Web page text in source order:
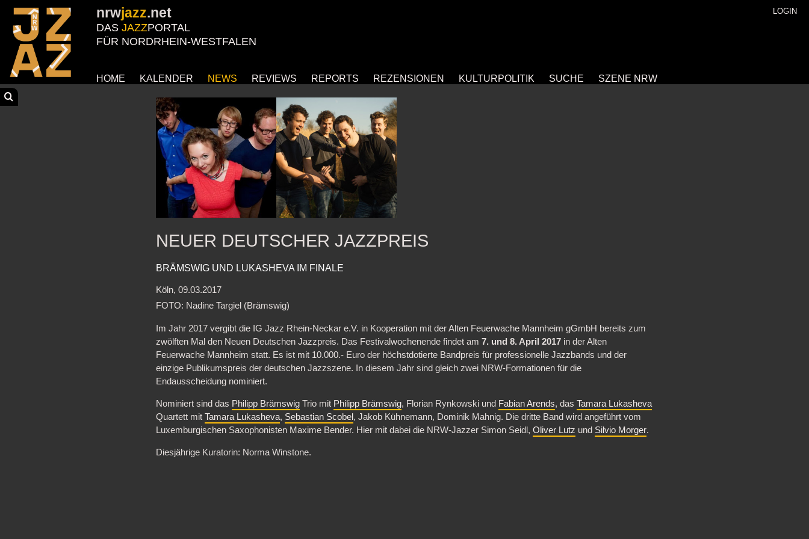
nrwjazz.net
DAS JAZZPORTAL
FÜR NORDRHEIN-WESTFALEN
LOGIN
HOME KALENDER NEWS REVIEWS REPORTS REZENSIONEN KULTURPOLITIK SUCHE SZENE NRW
NEUER DEUTSCHER JAZZPREIS
BRÄMSWIG UND LUKASHEVA IM FINALE
Köln, 09.03.2017
FOTO: Nadine Targiel (Brämswig)
Im Jahr 2017 vergibt die IG Jazz Rhein-Neckar e.V. in Kooperation mit der Alten Feuerwache Mannheim gGmbH bereits zum
zwölften Mal den Neuen Deutschen Jazzpreis. Das Festivalwochenende findet am7. und 8. April 2017 in der Alten
Feuerwache Mannheim statt. Es ist mit 10.000.- Euro der höchstdotierte Bandpreis für professionelle Jazzbands und der
einzige Publikumspreis der deutschen Jazzszene. In diesem Jahr sind gleich zwei NRW-Formationen für die
Endausscheidung nominiert.
Nominiert sind das Philipp Brämswig Trio mit Philipp Brämswig, Florian Rynkowski und Fabian Arends, dasTamara Lukasheva
Quartett mitTamara Lukasheva, Sebastian Scobel , Jakob Kühnemann, Dominik Mahnig. Die dritte Band wird angeführt vom
Luxemburgischen Saxophonisten Maxime Bender. Hier mit dabei die NRW-Jazzer Simon Seidl,Oliver Lutz und Silvio Morger.
Diesjährige Kuratorin: Norma Winstone.